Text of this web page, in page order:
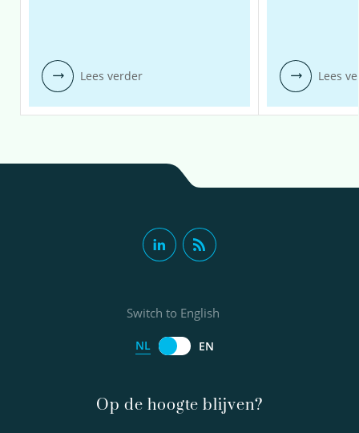
Lees verder Lees
Op de hoogte blijven?
Switch to English
NL EN